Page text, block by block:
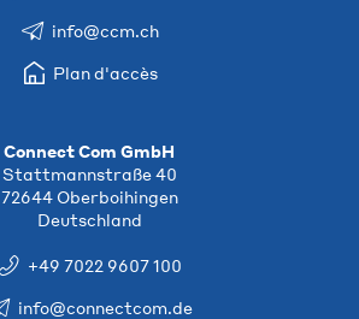
info@ccm.ch
Plan d'accès
Connect Com GmbH
Stattmannstraße 40
72644 Oberboihingen
Deutschland
+49 7022 9607 100
info@connectcom.de